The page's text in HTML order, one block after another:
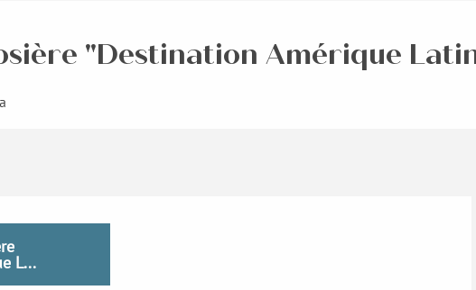
"Destination Amérique
L...